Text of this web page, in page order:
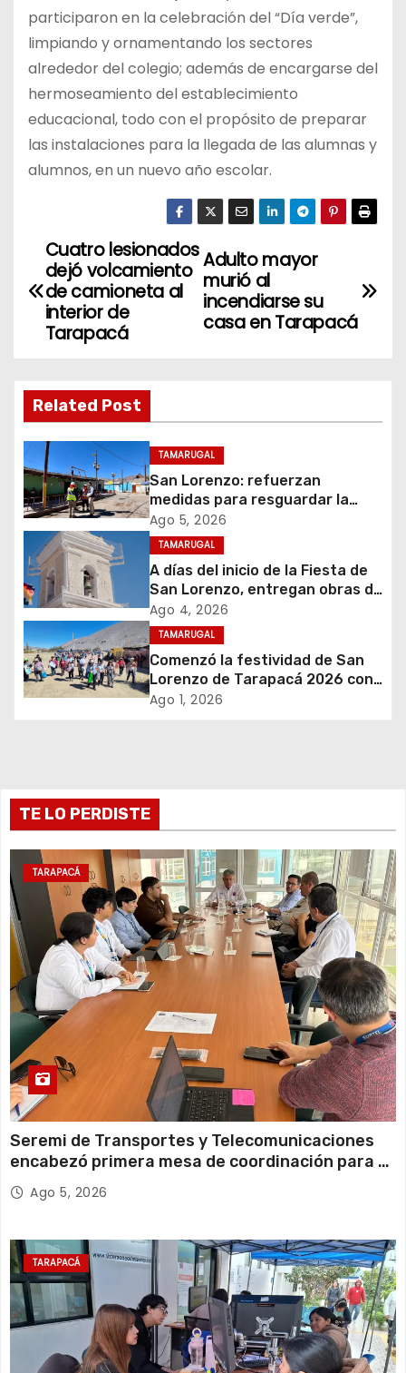
participaron en la celebración del “Día verde”,
limpiando y ornamentando los sectores
alrededor del colegio; además de encargarse del
hermoseamiento del establecimiento
educacional, todo con el propósito de preparar
las instalaciones para la llegada de las alumnas y
alumnos, en un nuevo año escolar.
N
a
g
a
c
i
ó
n
d
e
t
r
a
s
Adulto mayor
murió al
incendiarse su
casa en Tarapacá
Cuatro lesionados
dejó volcamiento
de camioneta al
interior de
Tarapacá
Related Post
TAMARUGAL
San Lorenzo: refuerzan
medidas para resguardar la
seguridad del suministro
eléctrico durante la festividad
Ago 5, 2026
TAMARUGAL
A días del inicio de la Fiesta de
San Lorenzo, entregan obras de
emergencia para resguardar su
histórico campanario
Ago 4, 2026
TAMARUGAL
Comenzó la festividad de San
Lorenzo de Tarapacá 2026 con
despliegue de servicios y
Ago 1, 2026
TE LO PERDISTE
TARAPACÁ
Seremi de Transportes y Telecomunicaciones
encabezó primera mesa de coordinación para el
retiro de cables en desuso en Iquique
Ago 5, 2026
TARAPACÁ